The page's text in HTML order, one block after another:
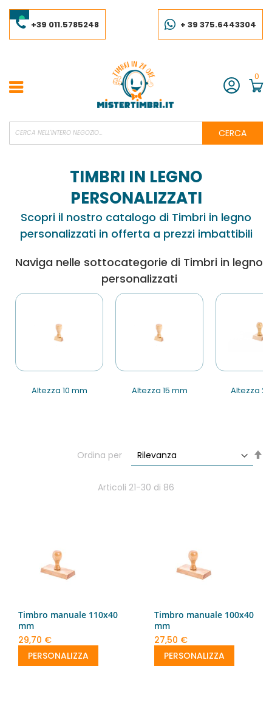
al
contenuto+39 011.5785248 + 39 375.6443304
Account
0
CERCA
TIMBRI IN LEGNO
PERSONALIZZATI
Scopri il nostro catalogo di Timbri in legno
personalizzati in offerta a prezzi imbattibili
Naviga nelle sottocategorie di Timbri in legno
personalizzati
altezza 10 mm altezza 15 mm altezza
Articoli 21-30 di 86
Ordina per
Timbro manuale 110x40
mm
29,70 €
PERSONALIZZA
Timbro manuale 100x40
mm
27,50 €
PERSONALIZZA